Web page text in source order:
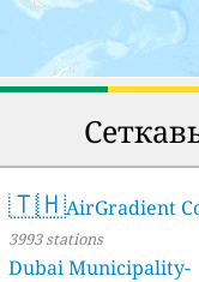
🇹🇭AirGradient
3993 stations
Dubai Municipality-